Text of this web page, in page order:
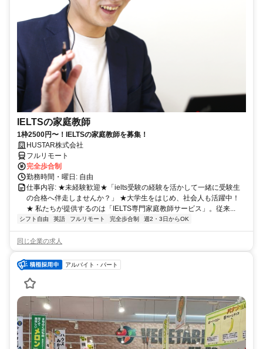
IELTSの家庭教師
1枠2500円〜！IELTSの家庭教師を募集！
HUSTAR株式会社
フルリモート
完全歩合制
勤務時間・曜日: 自由
仕事内容: ★未経験歓迎★「ielts受験の経験を活かして一緒に受験生
の合格へ伴走しませんか？」 ★大学生をはじめ、社会人も活躍中！
★ 私たちが提供するのは「IELTS専門家庭教師サービス」。従来...
シフト自由 英語 フルリモート 完全歩合制 週2・3日からOK
同じ企業の求人
アルバイト・パート